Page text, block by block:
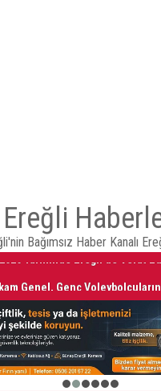
Ereğli
Bağımsız Haber Kanalı
2026 Tarihinde Ereğli’de Vefat
2 3 4 5 6